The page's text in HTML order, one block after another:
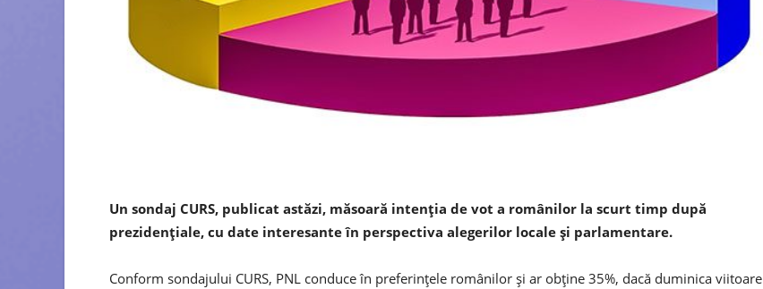
Un sondaj CURS, publicat astăzi, măsoară intenția de vot a românilor la scurt timp după
prezidențiale, cu date interesante în perspectiva alegerilor locale și parlamentare.
Conform sondajului CURS, PNL conduce în preferințele românilor și ar obține 35%, dacă duminica viitoare